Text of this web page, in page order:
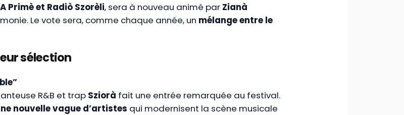
Primè et Radiò Szorèli, sera à nouveau animé par Zianà
Le vote sera, comme chaque année, un mélange entre le
sélection
R&B et trap Sziorà fait une entrée remarquée au festival.
nouvelle vague d’artistes qui modernisent la scène musicale